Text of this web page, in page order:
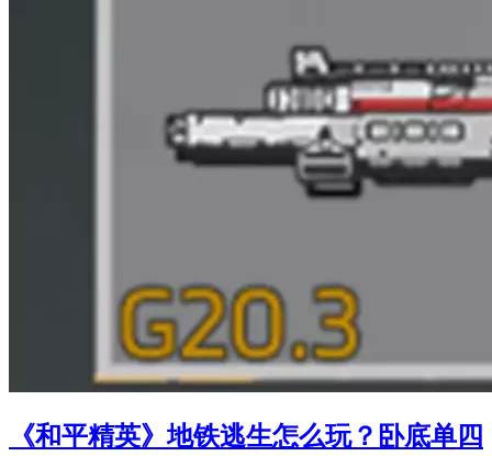
《和平精英》地铁逃生怎么玩？卧底单四